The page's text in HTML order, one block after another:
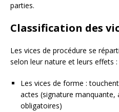
parties.
Classification des
Les vices de procédure se
selon leur nature et leurs effets :
Les vices de forme :
actes (signature manquante,
obligatoires)